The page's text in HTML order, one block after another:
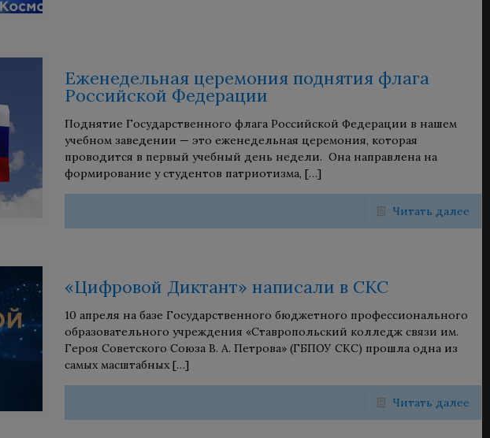
Еженедельная церемония поднятия флага
Российской Федерации
Поднятие Государственного флага Российской Федерации в нашем
учебном заведении — это еженедельная церемония, которая
проводится в первый учебный день недели. Она направлена на
формирование у студентов патриотизма, […]
Читать далее
«Цифровой Диктант» написали в СКС
10 апреля на базе Государственного бюджетного профессионального
образовательного учреждения «Ставропольский колледж связи им.
Героя Советского Союза В. А. Петрова» (ГБПОУ СКС) прошла одна из
самых масштабных[…]
Читать далее